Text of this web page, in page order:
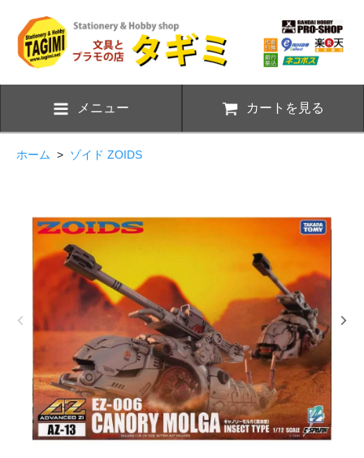
メニュー カートを見る
ホーム > ゾイド ZOIDS